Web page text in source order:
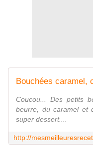
Coucou... Des petits
beurre, du caramel et
super dessert....